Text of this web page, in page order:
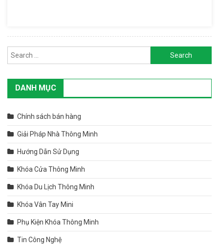
Nhất
Năm
Search for:
DANH MỤC
Chính sách bán hàng
Giải Pháp Nhà Thông Minh
Hướng Dẫn Sử Dụng
Khóa Cửa Thông Minh
Khóa Du Lịch Thông Minh
Khóa Vân Tay Mini
Phụ Kiện Khóa Thông Minh
Tin Công Nghệ